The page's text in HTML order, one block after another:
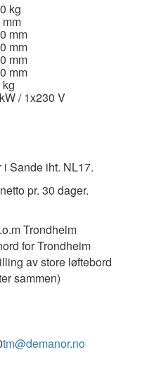
kg
mm
mm
mm
mm
/ 1x230 V
Sande iht. NL17.
pr. 30 dager.
Trondheim
for Trondheim
av store løftebord
sammen)
tm@demanor.no